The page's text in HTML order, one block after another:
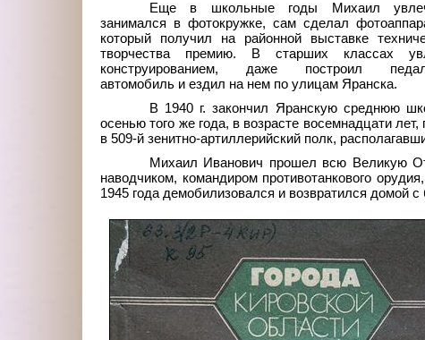
Еще в школьные годы Михаил
занимался в фотокружке, сам сделал
который получил на районной выставке
творчества премию. В старших классах
конструированием, даже построил
автомобиль и ездил на нем по улицам Яранска.
В 1940 г. закончил Яранскую среднюю
осенью того же года, в возрасте восемнадцати лет,
в 509-й зенитно-артиллерийский полк,
Михаил Иванович прошел всю Великую
наводчиком, командиром противотанкового
1945 года демобилизовался и возвратился домой